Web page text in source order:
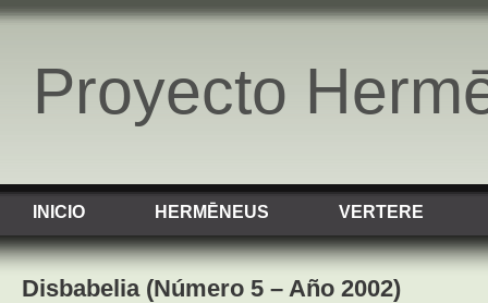
Proyecto
INICIO HERMĒNEUS VERTERE
Disbabelia (Número 5 – Año 2002)